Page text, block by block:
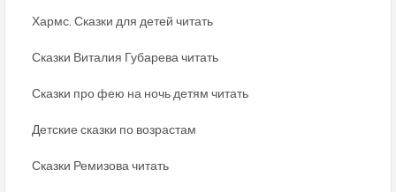
Хармс. Сказки для детей читать
Сказки Виталия Губарева читать
Сказки про фею на ночь детям читать
Детские сказки по возрастам
Сказки Ремизова читать